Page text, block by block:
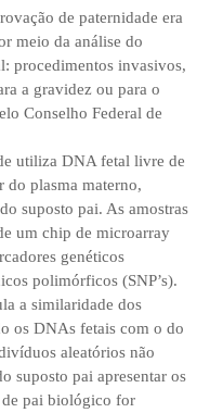
de paternidade era
meio da análise do
procedimentos invasivos,
a gravidez ou para o
Conselho Federal de
utiliza DNA fetal livre de
do plasma materno,
suposto pai. As amostras
um chip de microarray
genéticos
polimórficos (SNP’s).
a similaridade dos
os DNAs fetais com o do
aleatórios não
suposto pai apresentar os
de pai biológico for